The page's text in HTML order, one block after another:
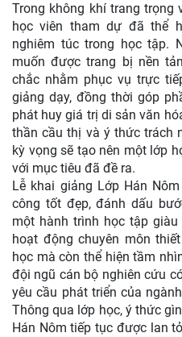
Trong không khí trang trọng
học viên tham dự đã thể
nghiêm túc trong học tập.
muốn được trang bị nền
chắc nhằm phục vụ trực
giảng dạy, đồng thời góp
phát huy giá trị di sản văn
thần cầu thị và ý thức trách
kỳ vọng sẽ tạo nên một lớp
với mục tiêu đã đề ra.
Lễ khai giảng Lớp Hán
công tốt đẹp, đánh dấu
một hành trình học tập
hoạt động chuyên môn
học mà còn thể hiện tầm
đội ngũ cán bộ nghiên cứu
yêu cầu phát triển của
Thông qua lớp học, ý thức
Hán Nôm tiếp tục được lan